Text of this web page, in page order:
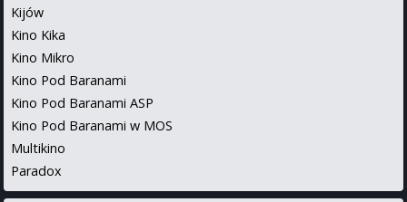
Kijów
Kino Kika
Kino Mikro
Kino Pod Baranami
Kino Pod Baranami ASP
Kino Pod Baranami w MOS
Multikino
Paradox